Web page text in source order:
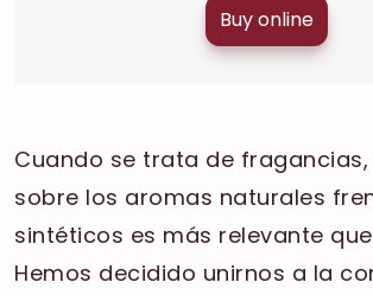
Buy online
Cuando se trata de
sobre los aromas naturales
sintéticos es más relevante
Hemos decidido unirnos a la